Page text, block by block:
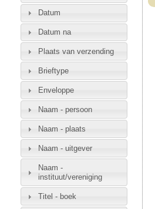
Datum
Datum na
Plaats van verzending
Brieftype
Enveloppe
Naam - persoon
Naam - plaats
Naam - uitgever
Naam -
instituut/vereniging
Titel - boek